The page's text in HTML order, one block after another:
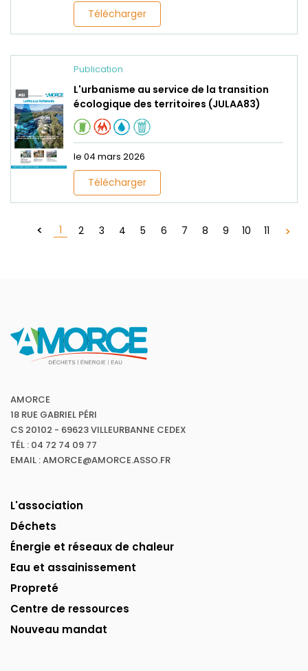
Télécharger
Publication
L'urbanisme au service de la transition
écologique des territoires (JULAA83)
le 04 mars 2026
Télécharger
1 2 3 4 5 6 7 8 9 10 11
AMORCE
18 RUE GABRIEL PÉRI
CS 20102 - 69623 VILLEURBANNE CEDEX
TÉL : 04 72 74 09 77
EMAIL : AMORCE@AMORCE.ASSO.FR
L'association
Déchets
Énergie et réseaux de chaleur
Eau et assainissement
Propreté
Centre de ressources
Nouveau mandat